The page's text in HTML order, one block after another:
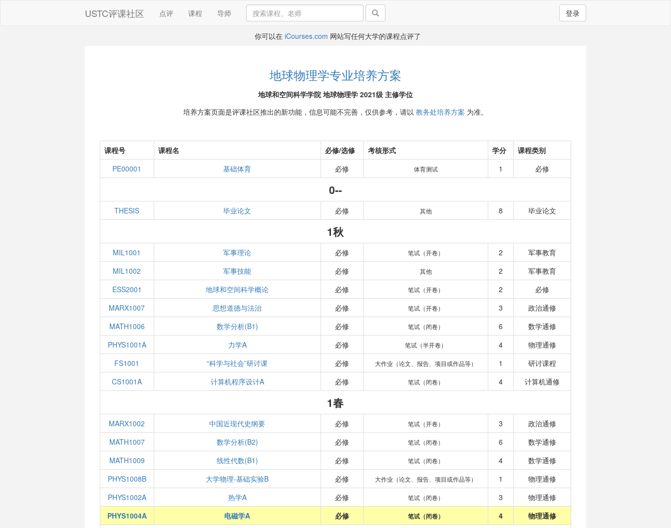
USTC评课社区 点评 课程 导师 登录
你可以在 iCourses.com 网站写任何大学的课程点评了
地球物理学专业培养方案
地球和空间科学学院 地球物理学 2021级 主修学位
培养方案页面是评课社区推出的新功能，信息可能不完善，仅供参考，请以 教务处培养方案 为准。
课程号 课程名 必修/选修 考核形式 学分
课程类别
PE00001
基础体育 必修 体育测试 1 必修
0--
THESIS 毕业论文 必修 其他 8 毕业论文
1秋
MIL1001 军事理论 必修 笔试（开卷） 2
军事教育
MIL1002
军事技能 必修 其他 2
军事教育
ESS2001
地球和空间科学概论 必修 笔试（开卷） 2
必修
MARX1007
思想道德与法治 必修 笔试（开卷） 3
政治通修
MATH1006
数学分析(B1) 必修 笔试（闭卷） 6
数学通修
PHYS1001A
力学A 必修 笔试（半开卷） 4
物理通修
FS1001
“科学与社会”研讨课 必修 大作业（论文、报告、项目或作品等） 1
研讨课程
CS1001A
计算机程序设计A 必修 笔试（闭卷） 4 计算机通修
1春
MARX1002 中国近现代史纲要 必修 笔试（开卷） 3
政治通修
MATH1007
数学分析(B2) 必修 笔试（闭卷） 6
数学通修
MATH1009
线性代数(B1) 必修 笔试（闭卷） 4
数学通修
PHYS1008B
大学物理-基础实验B 必修 大作业（论文、报告、项目或作品等） 1
物理通修
PHYS1002A
热学A 必修 笔试（闭卷） 3
物理通修
PHYS1004A
电磁学A 必修 笔试（闭卷） 4 物理通修